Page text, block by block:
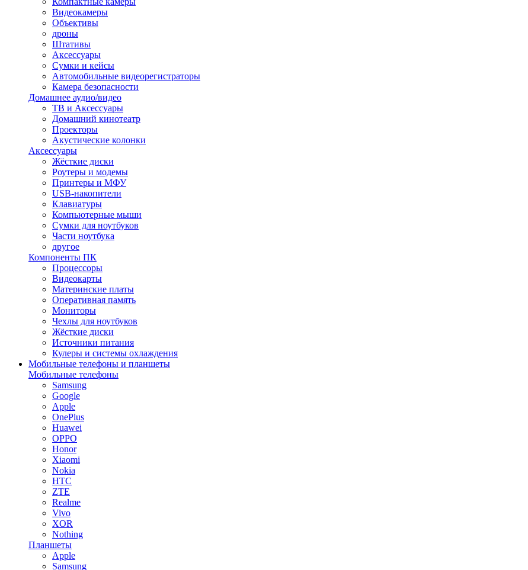
Видеокамеры
Объективы
дроны
Штативы
Аксессуары
Сумки и кейсы
Автомобильные видеорегистраторы
Камера безопасности
Домашнее аудио/видео
ТВ и Аксессуары
Домашний кинотеатр
Проекторы
Акустические колонки
Аксессуары
Жёсткие диски
Роутеры и модемы
Принтеры и МФУ
USB-накопители
Клавиатуры
Компьютерные мыши
Сумки для ноутбуков
Части ноутбука
другое
Компоненты ПК
Процессоры
Видеокарты
Материнские платы
Оперативная память
Мониторы
Чехлы для ноутбуков
Жёсткие диски
Источники питания
Кулеры и системы охлаждения
Мобильные телефоны и планшеты
Мобильные телефоны
Samsung
Google
Apple
OnePlus
Huawei
OPPO
Honor
Xiaomi
Nokia
HTC
ZTE
Realme
Vivo
XOR
Nothing
Планшеты
Apple
Samsung